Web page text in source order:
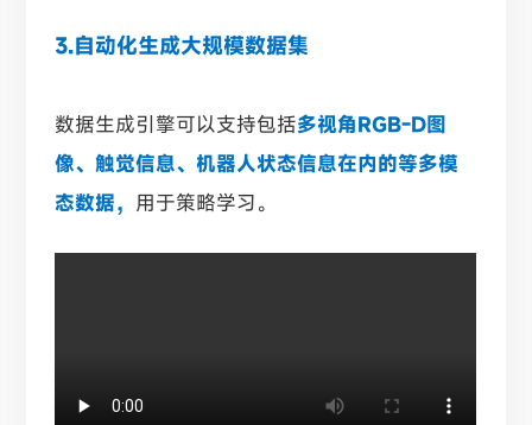
3.自动化生成大规模数据集
数据生成引擎可以支持包括多视角RGB-D图
像、触觉信息、机器人状态信息在内的等多模
态数据， 用于策略学习。